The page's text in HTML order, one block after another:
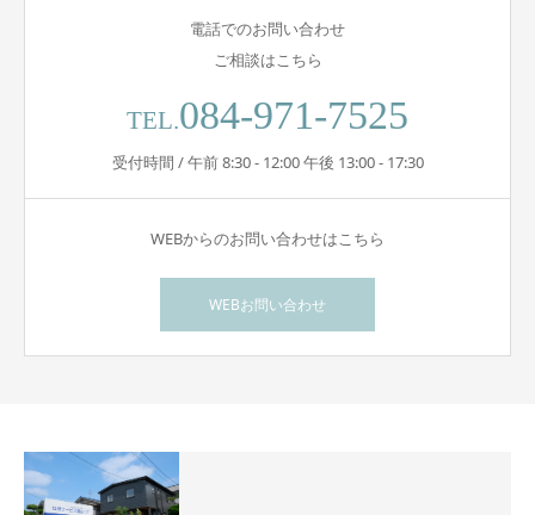
電話でのお問い合わせ
ご相談はこちら
TEL.084-971-7525
受付時間 / 午前 8:30 - 12:00 午後 13:00 - 17:30
WEBからのお問い合わせはこちら
WEBお問い合わせ